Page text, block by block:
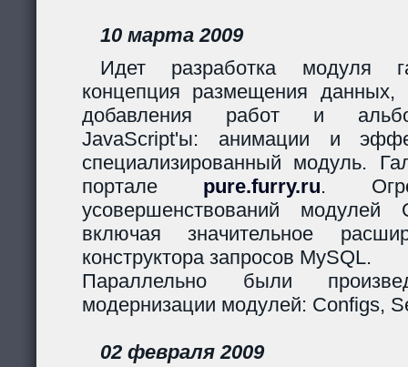
10 марта 2009
Идет разработка модуля
концепция размещения данных,
добавления работ и
JavaScript'ы: анимации и
специализированный модуль.
портале pure.furry.ru.
усовершенствований
включая значительное
конструктора запросов MySQL.
Параллельно были
модернизации модулей: Configs,
02 февраля 2009